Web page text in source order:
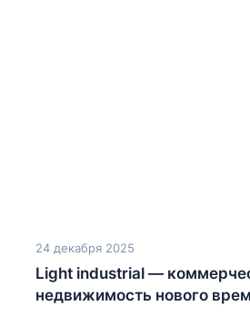
24 декабря 2025
Light industrial —
недвижимость нового